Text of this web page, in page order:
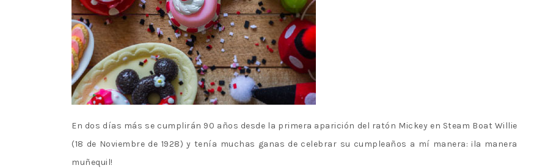
En dos días más se cumplirán 90 años desde la primera aparición del ratón Mickey en Steam Boat Willie
(18 de Noviembre de 1928) y tenía muchas ganas de celebrar su cumpleaños a mí manera: ¡la manera
muñequil!